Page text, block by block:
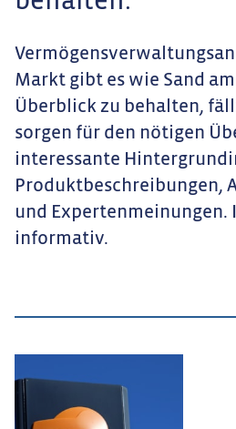
Markt gibt es wie Sand
Überblick zu behalten,
sorgen für den nötigen
interessante
Produktbeschreibungen,
und Expertenmeinungen.
informativ.